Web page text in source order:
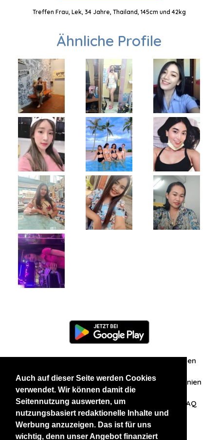
Auch auf dieser Seite werden Cookies
verwendet. Wir können damit die
Seitennutzung auswerten, um
nutzungsbasiert redaktionelle Inhalte und
Werbung anzuzeigen. Das ist für uns
wichtig, denn unser Angebot finanziert
Treffen Frau, Lek, 34 Jahre, Thailand, 145cm und 42kg
Ähnliche Profile
Zuschriften/Erfahrungen
Datenschutzerklärung AGB Datenschutzrichtlinien
Nehmen Sie Kontakt mit uns auf FAQ
Unsere anderen Websites